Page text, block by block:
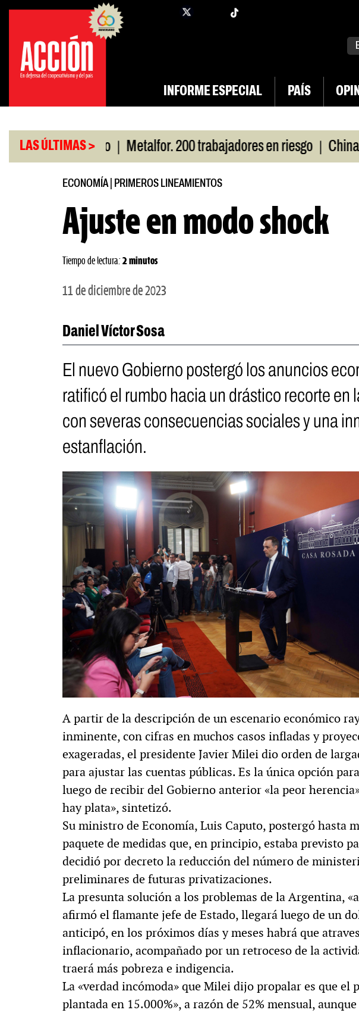
Saltar
contenido
facebook
INFORME ESPECIAL PAÍS
LAS ÚLTIMAS >
San Cayetano | Metalfor. 200 trabajadores en riesgo | China
ECONOMÍA| PRIMEROS LINEAMIENTOS
Ajuste en modo shock
Tiempo de lectura: 2 minutos
11 de diciembre de 2023
Daniel Víctor Sosa
El nuevo Gobierno postergó los anuncios
ratificó el rumbo hacia un drástico recorte en
con severas consecuencias sociales y una
estanflación.
A partir de la descripción de un escenario económico
inminente, con cifras en muchos casos infladas y
exageradas, el presidente Javier Milei dio orden de
para ajustar las cuentas públicas. Es la única opción
luego de recibir del Gobierno anterior «la peor
hay plata», sintetizó.
Su ministro de Economía, Luis Caputo, postergó hasta
paquete de medidas que, en principio, estaba previsto
decidió por decreto la reducción del número de
preliminares de futuras privatizaciones.
La presunta solución a los problemas de la Argentina,
afirmó el flamante jefe de Estado, llegará luego de un
anticipó, en los próximos días y meses habrá que
inflacionario, acompañado por un retroceso de la
traerá más pobreza e indigencia.
La «verdad incómoda» que Milei dijo propalar es que el
plantada en 15.000%», a razón de 52% mensual,